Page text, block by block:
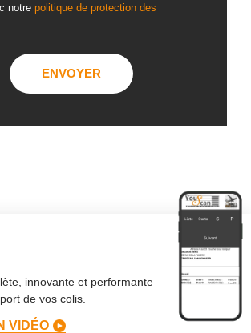
notre politique de protection des
innovante et performante
de vos colis.
VIDÉO